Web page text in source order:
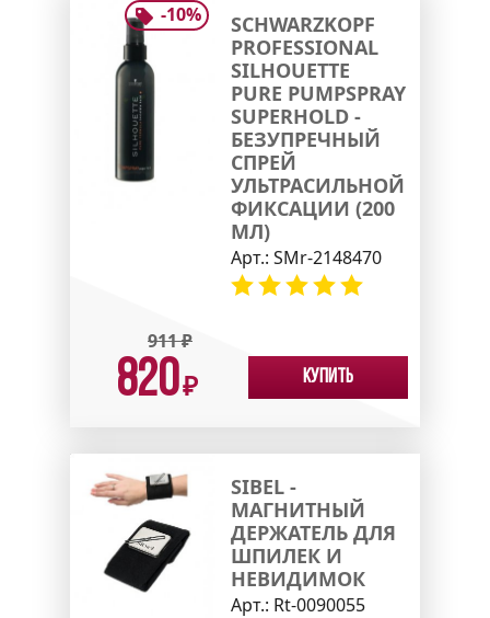
-10%
SCHWARZKOPF
PROFESSIONAL
SILHOUETTE
PURE PUMPSPRAY
SUPERHOLD -
БЕЗУПРЕЧНЫЙ
СПРЕЙ
УЛЬТРАСИЛЬНОЙ
ФИКСАЦИИ (200
МЛ)
Арт.: SMr-2148470
911₽
820₽ Купить
SIBEL -
МАГНИТНЫЙ
ДЕРЖАТЕЛЬ ДЛЯ
ШПИЛЕК И
НЕВИДИМОК
Арт.: Rt-0090055